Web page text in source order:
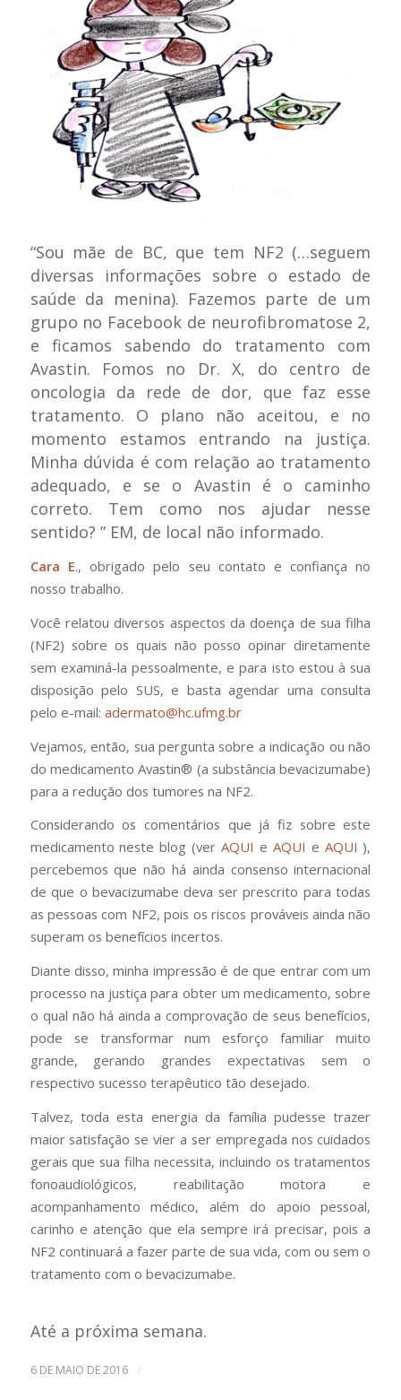
“Sou mãe de BC, que tem NF2 (…seguem
diversas informações sobre o estado de
saúde da menina). Fazemos parte de um
grupo no Facebook de neurofibromatose 2,
e ficamos sabendo do tratamento com
Avastin. Fomos no Dr. X, do centro de
oncologia da rede de dor, que faz esse
tratamento. O plano não aceitou, e no
momento estamos entrando na justiça.
Minha dúvida é com relação ao tratamento
adequado, e se o Avastin é o caminho
correto. Tem como nos ajudar nesse
sentido? ”EM, de local não informado.
Cara E., obrigado pelo seu contato e confiança no
nosso trabalho.
Você relatou diversos aspectos da doença de sua filha
(NF2) sobre os quais não posso opinar diretamente
sem examiná-la pessoalmente, e para isto estou à sua
disposição pelo SUS, e basta agendar uma consulta
pelo e-mail: adermato@hc.ufmg.br
Vejamos, então, sua pergunta sobre a indicação ou não
do medicamento Avastin® (a substância bevacizumabe)
para a redução dos tumores na NF2.
Considerando os comentários que já fiz sobre este
medicamento neste blog (verAQUI e AQUI e AQUI ),
percebemos que não há ainda consenso internacional
de que o bevacizumabe deva ser prescrito para todas
as pessoas com NF2, pois os riscos prováveis ainda não
superam os benefícios incertos.
Diante disso, minha impressão é de que entrar com um
processo na justiça para obter um medicamento, sobre
o qual não há ainda a comprovação de seus benefícios,
pode se transformar num esforço familiar muito
grande, gerando grandes expectativas sem o
respectivo sucesso terapêutico tão desejado.
Talvez, toda esta energia da família pudesse trazer
maior satisfação se vier a ser empregada nos cuidados
gerais que sua filha necessita, incluindo os tratamentos
fonoaudiológicos, reabilitação motora e
acompanhamento médico, além do apoio pessoal,
carinho e atenção que ela sempre irá precisar, pois a
NF2 continuará a fazer parte de sua vida, com ou sem o
tratamento com o bevacizumabe.
Até a próxima semana.
6 DE MAIO DE 2016 /